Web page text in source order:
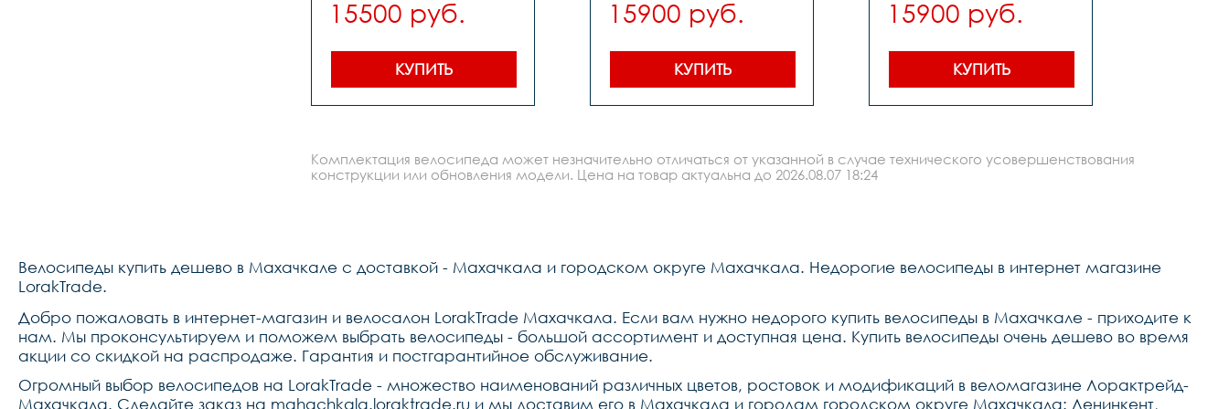
15500 руб.
КУПИТЬ
15900 руб.
КУПИТЬ
,количество скоростей
7,вилкаамортизационная
переключательshiming
tz,передний
переключатель-,манеткиshiming
ef-500 триггер, аналог st-
ef,шатуны системасталь
механика ротор
160мм,покрышки29*2,35,втулкисталь
15900 руб.
КУПИТЬ
Комплектация велосипеда может незначительно отличаться от указанной в случае технического усовершенствования
конструкции или обновления модели. Цена на товар актуальна до 2026.08.07 18:24
Велосипеды купить дешево в Махачкале с доставкой - Махачкала и городском округе Махачкала. Недорогие велосипеды в интернет магазине
LorakTrade.
Добро пожаловать в интернет-магазин и велосалон LorakTrade Махачкала. Если вам нужно недорого купить велосипеды в Махачкале - приходите к
нам. Мы проконсультируем и поможем выбрать велосипеды - большой ассортимент и доступная цена. Купить велосипеды очень дешево во время
акции со скидкой на распродаже. Гарантия и постгарантийное обслуживание.
Огромный выбор велосипедов на LorakTrade - множество наименований различных цветов, ростовок и модификаций в веломагазине Лорактрейд-
Махачкала. Сделайте заказ на mahachkala.loraktrade.ru и мы доставим его в Махачкала и городам городском округе Махачкала: Ленинкент,